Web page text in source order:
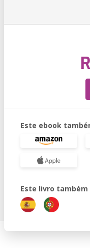
Este ebook
Este livro